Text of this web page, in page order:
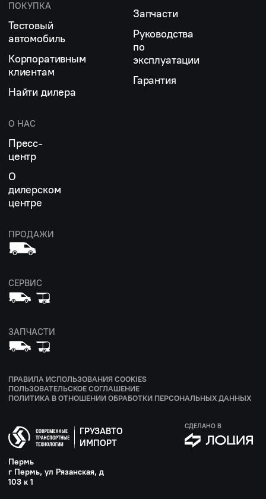
ПОКУПКА
Тестовый
автомобиль
Корпоративным
клиентам
Найти дилера
Запчасти
Руководства
по
эксплуатации
Гарантия
О НАС
Пресс-
центр
О
дилерском
центре
ПРОДАЖИ
СЕРВИС
ЗАПЧАСТИ
ГРУЗАВТО
ИМПОРТ
Пермь
г Пермь, ул Рязанская, д
103 к 1
СДЕЛАНО В
ПОЛЬЗОВАТЕЛЬСКОЕ СОГЛАШЕНИЕ
ПРАВИЛА ИСПОЛЬЗОВАНИЯ COOKIES
ПОЛИТИКА В ОТНОШЕНИИ ОБРАБОТКИ ПЕРСОНАЛЬНЫХ ДАННЫХ